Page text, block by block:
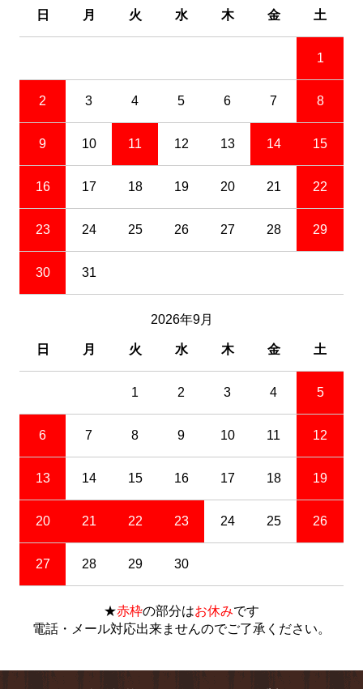
日 月 火 水 木 金 土
1
2 3 4 5 6 7 8
9 10 11 12 13 14 15
16 17 18 19 20 21 22
23 24 25 26 27 28 29
30 31
2026年9月
日 月 火 水 木 金 土
1 2 3 4 5
6 7 8 9 10 11 12
13 14 15 16 17 18 19
20 21 22 23 24 25 26
27 28 29 30
★赤枠の部分はお休みです
電話・メール対応出来ませんのでご了承ください。